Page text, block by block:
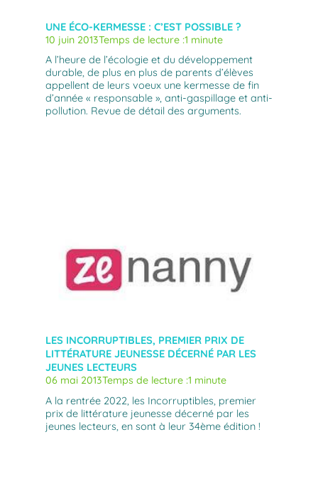
UNE ÉCO-KERMESSE : C’EST POSSIBLE ?
10 juin 2013Temps de lecture :1 minute
A l’heure de l’écologie et du développement
durable, de plus en plus de parents d’élèves
appellent de leurs voeux une kermesse de fin
d’année « responsable », anti-gaspillage et anti-
pollution. Revue de détail des arguments.
LES INCORRUPTIBLES, PREMIER PRIX DE
LITTÉRATURE JEUNESSE DÉCERNÉ PAR LES
JEUNES LECTEURS
06 mai 2013Temps de lecture :1 minute
A la rentrée 2022, les Incorruptibles, premier
prix de littérature jeunesse décerné par les
jeunes lecteurs, en sont à leur 34ème édition !